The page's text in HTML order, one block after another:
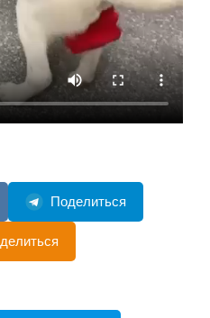
Поделиться